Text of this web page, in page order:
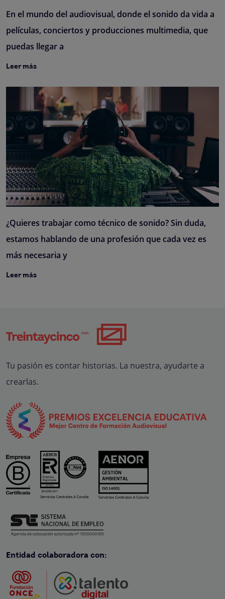
En el mundo del audiovisual, donde el sonido da vida a
películas, conciertos y producciones multimedia, que
puedas llegar a
Leer más
¿Quieres trabajar como técnico de sonido? Sin duda,
estamos hablando de una profesión que cada vez es
más necesaria y
Leer más
Tu pasión es contar historias. La nuestra, ayudarte a
crearlas.
Entidad colaboradora con: